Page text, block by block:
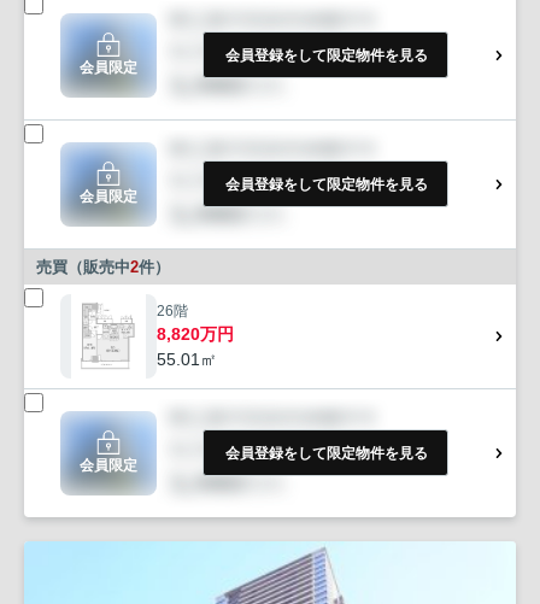
会員限定
会員登録をして限定物件を見る
会員限定
会員登録をして限定物件を見る
売買（販売中2件）
26階
8,820万円
55.01㎡
会員限定
会員登録をして限定物件を見る